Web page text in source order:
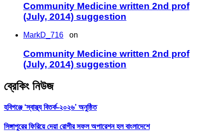
Community Medicine written 2nd prof
(July, 2014) suggestion
MarkD_716 on
Community Medicine written 2nd prof
(July, 2014) suggestion
ব্রেকিং নিউজ
হবিগঞ্জে ‘স্বাস্থ্য বিতর্ক-২০২৬’ অনুষ্ঠিত
সিঙ্গাপুরের ফিরিয়ে দেয়া রোগীর সফল অপারেশন হল বাংলাদেশে